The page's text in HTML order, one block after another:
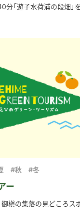
分「遊子水荷浦の段畑」
ー
#秋 #冬
御槇の集落の見どころス